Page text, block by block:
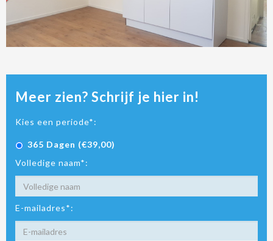
Meer zien? Schrijf je hier in!
Kies een periode*:
365 Dagen (€39,00)
Volledige naam*:
E-mailadres*: